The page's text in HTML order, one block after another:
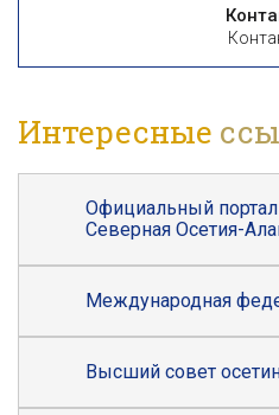
Интересные
Официальный
Северная Осетия-
Международная
Высший совет